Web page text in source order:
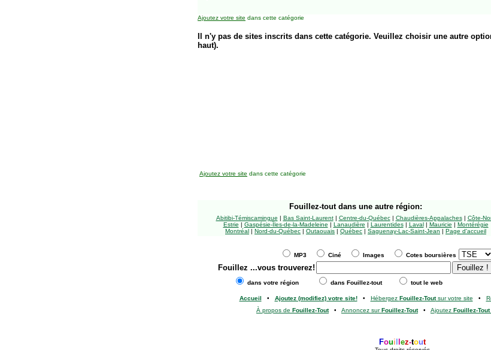
Ajoutez votre site dans cette catégorie
Il n'y pas de sites inscrits dans cette catégorie. Veuillez choisir une autre
haut).
Ajoutez votre site dans cette catégorie
Fouillez-tout dans une autre région:
Abitibi-Témiscamingue | Bas Saint-Laurent| Centre-du-Québec| Chaudières-Appalaches| Côte-
Estrie | Gaspésie-Îles-de-la-Madeleine | Lanaudière | Laurentides| Laval| Mauricie | Montérégie
Montréal | Nord-du-Québec | Outaouais | Québec | Saguenay-Lac-Saint-Jean | Page d'accueil
MP3 Ciné Images Cotes boursières
Fouillez ...vous trouverez!
dans votre région dans Fouillez-tout tout le web
Accueil • Ajoutez (modifiez) votre site!• Hébergez Fouillez-Toutsur votre site •
À propos de Fouillez-Tout• Annoncez surFouillez-Tout• Ajoutez Fouillez-Tout
Foui ez-tout